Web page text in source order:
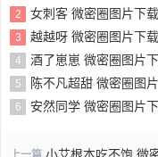
2 女刺客 微密圈图片下
3 越越呀 微密圈图片下载分享
4 酒了崽崽 微密圈图片
5 陈不凡超甜 微密圈图
6 安然同学 微密圈图片下载分